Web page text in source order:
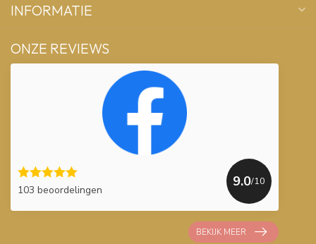
INFORMATIE
ONZE REVIEWS
103 beoordelingen
9.0/10
BEKIJK MEER